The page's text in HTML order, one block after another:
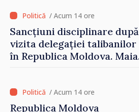
/ Acum 14 ore
Sancțiuni disciplinare după
vizita delegației talibanilor
în Republica Moldova. Maia
cunosc politica statului”
/ Acum 14 ore
Republica Moldova